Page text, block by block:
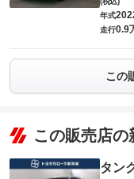
年式
走行0.9
この
この販売店の
タン